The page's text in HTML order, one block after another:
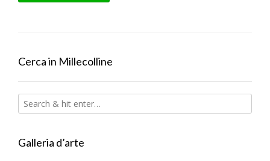
Cerca in Millecolline
Galleria d’arte